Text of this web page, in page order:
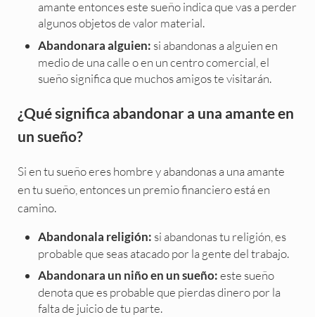
amante entonces este sueño indica que vas a perder
algunos objetos de valor material.
Abandonara alguien: si abandonas a alguien en
medio de una calle o en un centro comercial, el
sueño significa que muchos amigos te visitarán.
¿Qué significa abandonar a una amante en
un sueño?
Si en tu sueño eres hombre y abandonas a una amante
en tu sueño, entonces un premio financiero está en
camino.
Abandonala religión: si abandonas tu religión, es
probable que seas atacado por la gente del trabajo.
Abandonara un niño en un sueño: este sueño
denota que es probable que pierdas dinero por la
falta de juicio de tu parte.